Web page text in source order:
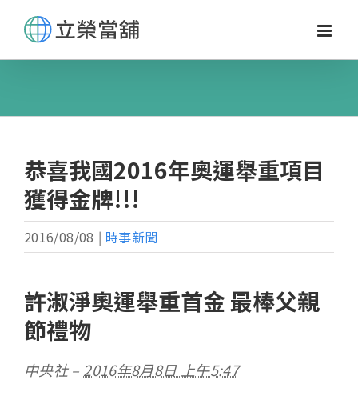
content
恭喜我國2016年奧運舉重項目
獲得金牌!!!
2016/08/08 | 時事新聞
許淑淨奧運舉重首金 最棒父親
節禮物
中央社– 2016年8月8日 上午5:47